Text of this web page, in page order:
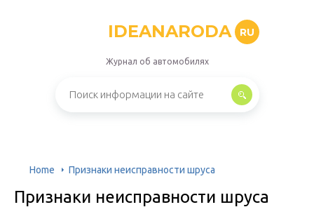
IDEANARODA RU
Журнал об автомобилях
Home Признаки неисправности шруса
Признаки неисправности шруса